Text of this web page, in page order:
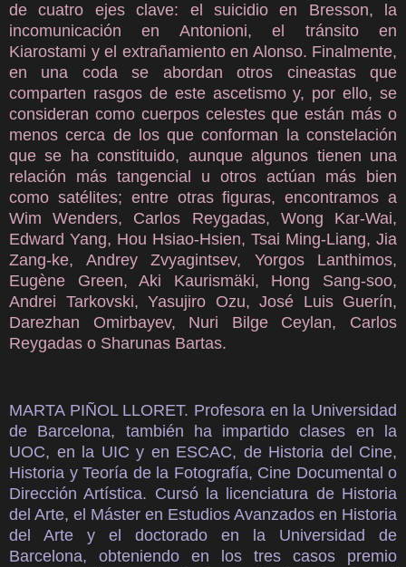
de cuatro ejes clave: el suicidio en Bresson, la
incomunicación en Antonioni, el tránsito en
Kiarostami y el extrañamiento en Alonso. Finalmente,
en una coda se abordan otros cineastas que
comparten rasgos de este ascetismo y, por ello, se
consideran como cuerpos celestes que están más o
menos cerca de los que conforman la constelación
que se ha constituido, aunque algunos tienen una
relación más tangencial u otros actúan más bien
como satélites; entre otras figuras, encontramos a
Wim Wenders, Carlos Reygadas, Wong Kar-Wai,
Edward Yang, Hou Hsiao-Hsien, Tsai Ming-Liang, Jia
Zang-ke, Andrey Zvyagintsev, Yorgos Lanthimos,
Eugène Green, Aki Kaurismäki, Hong Sang-soo,
Andrei Tarkovski, Yasujiro Ozu, José Luis Guerín,
Darezhan Omirbayev, Nuri Bilge Ceylan, Carlos
Reygadas o Sharunas Bartas.
MARTA PIÑOL LLORET. Profesora en la Universidad
de Barcelona, también ha impartido clases en la
UOC, en la UIC y en ESCAC, de Historia del Cine,
Historia y Teoría de la Fotografía, Cine Documental o
Dirección Artística. Cursó la licenciatura de Historia
del Arte, el Máster en Estudios Avanzados en Historia
del Arte y el doctorado en la Universidad de
Barcelona, obteniendo en los tres casos premio